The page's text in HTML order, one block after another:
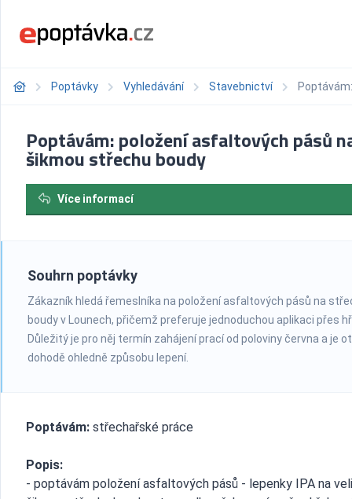
Poptávky Vyhledávání Stavebnictví
Poptávám: položení asfaltových pásů
šikmou střechu boudy
Více informací
Souhrn poptávky
Zákazník hledá řemeslníka na položení asfaltových pásů na
boudy v Lounech, přičemž preferuje jednoduchou aplikaci přes
Důležitý je pro něj termín zahájení prací od poloviny června a je
dohodě ohledně způsobu lepení.
Poptávám: střechařské práce
Popis:
- poptávám položení asfaltových pásů - lepenky IPA na